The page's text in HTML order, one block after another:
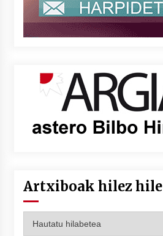
Artxiboak hilez hile
hilez